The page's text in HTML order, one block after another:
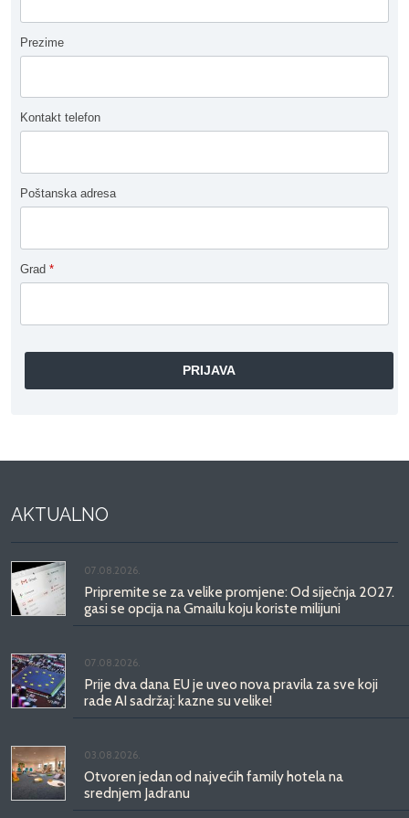
Prezime
Kontakt telefon
Poštanska adresa
Grad *
AKTUALNO
07.08.2026.
Pripremite se za velike promjene: Od siječnja 2027.
gasi se opcija na Gmailu koju koriste milijuni
07.08.2026.
Prije dva dana EU je uveo nova pravila za sve koji
rade AI sadržaj: kazne su velike!
03.08.2026.
Otvoren jedan od najvećih family hotela na
srednjem Jadranu